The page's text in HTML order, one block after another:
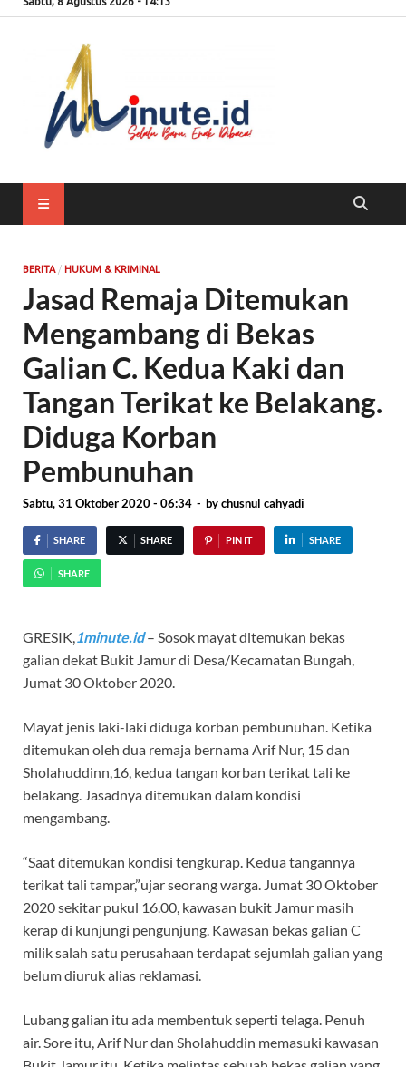
BERITA/ HUKUM & KRIMINAL
Jasad Remaja Ditemukan
Mengambang di Bekas
Galian C. Kedua Kaki dan
Tangan Terikat ke Belakang.
Diduga Korban
Pembunuhan
Sabtu, 31 Oktober 2020 - 06:34 - bychusnul cahyadi
SHARE SHARE PIN IT SHARE
SHARE
GRESIK,1minute.id– Sosok mayat ditemukan bekas
galian dekat Bukit Jamur di Desa/Kecamatan Bungah,
Jumat 30 Oktober 2020.
Mayat jenis laki-laki diduga korban pembunuhan. Ketika
ditemukan oleh dua remaja bernama Arif Nur, 15 dan
Sholahuddinn,16, kedua tangan korban terikat tali ke
belakang. Jasadnya ditemukan dalam kondisi
mengambang.
“Saat ditemukan kondisi tengkurap. Kedua tangannya
terikat tali tampar,”ujar seorang warga. Jumat 30 Oktober
2020 sekitar pukul 16.00, kawasan bukit Jamur masih
kerap di kunjungi pengunjung. Kawasan bekas galian C
milik salah satu perusahaan terdapat sejumlah galian yang
belum diuruk alias reklamasi.
Lubang galian itu ada membentuk seperti telaga. Penuh
air. Sore itu, Arif Nur dan Sholahuddin memasuki kawasan